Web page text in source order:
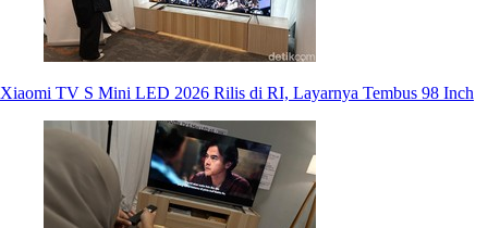
Xiaomi TV S Mini LED 2026 Rilis di RI, Layarnya Tembus 98 Inch